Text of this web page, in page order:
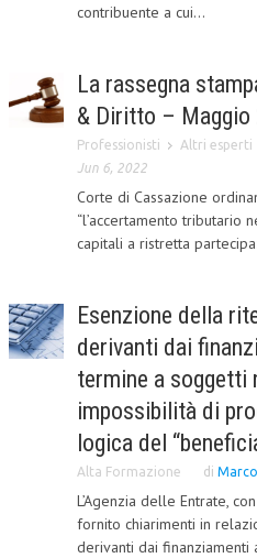
TAX RISK MANAGEMENT
CFC E PARADISI FISCALI
TRANSFER PRICING
AMMINISTRATIVA
GIURISPRUDENZA
EUROPEA
COSTITUZIONALE
TRIBUTARIA
PENALE
contribuente a cui...
La rassegna
& Diritto – Maggio
Professionisti Altri esperti
Jun 6, 2022
Corte di Cassazione
“l’accertamento tributario
capitali a ristretta
Esenzione della
derivanti dai
termine a soggetti
impossibilità di
logica del
Alta Formazione di
L’Agenzia delle Entrate,
fornito chiarimenti in
derivanti dai